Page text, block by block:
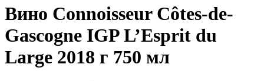
Вино Connoisseur Côtes-de-
Gascogne IGP L’Esprit du
Large 2018 г 750 мл